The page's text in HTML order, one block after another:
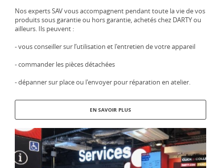
Nos experts SAV vous accompagnent pendant toute la vie de vos
produits sous garantie ou hors garantie, achetés chez DARTY ou
ailleurs. Ils peuvent :
- vous conseiller sur l’utilisation et l'entretien de votre appareil
- commander les pièces détachées
- dépanner sur place ou l'envoyer pour réparation en atelier.
EN SAVOIR PLUS